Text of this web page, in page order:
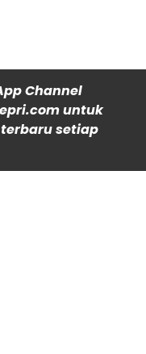
Channel
untuk
setiap